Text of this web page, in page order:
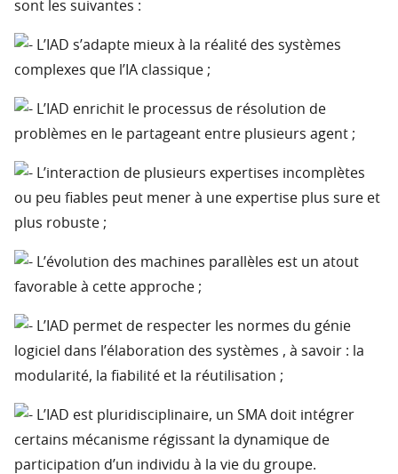
sont les suivantes :
L’IAD s’adapte mieux à la réalité des systèmes
complexes que l’IA classique ;
L’IAD enrichit le processus de résolution de
problèmes en le partageant entre plusieurs agent ;
L’interaction de plusieurs expertises incomplètes
ou peu fiables peut mener à une expertise plus sure et
plus robuste ;
L’évolution des machines parallèles est un atout
favorable à cette approche ;
L’IAD permet de respecter les normes du génie
logiciel dans l’élaboration des systèmes , à savoir : la
modularité, la fiabilité et la réutilisation ;
L’IAD est pluridisciplinaire, un SMA doit intégrer
certains mécanisme régissant la dynamique de
participation d’un individu à la vie du groupe.